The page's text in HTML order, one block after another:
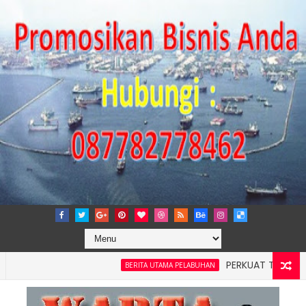
BERITA UTAMA PELABUHAN
PERKUAT TATA KELOLA
4: Pelindo Jasa Maritim Dengar Keluhan dan Kebutuhan